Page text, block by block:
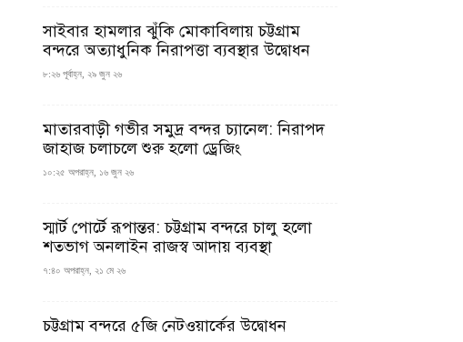
সাইবার হামলার ঝুঁকি মোকাবিলায় চট্টগ্রাম
বন্দরে অত্যাধুনিক নিরাপত্তা ব্যবস্থার উদ্বোধন
৮:২৬ পূর্বাহ্ন, ২৯ জুন ২৬
মাতারবাড়ী গভীর সমুদ্র বন্দর চ্যানেল: নিরাপদ
জাহাজ চলাচলে শুরু হলো ড্রেজিং
১০:২৫ অপরাহ্ন, ১৬ জুন ২৬
স্মার্ট পোর্টে রূপান্তর: চট্টগ্রাম বন্দরে চালু হলো
শতভাগ অনলাইন রাজস্ব আদায় ব্যবস্থা
৭:৪০ অপরাহ্ন, ২১ মে ২৬
চট্টগ্রাম বন্দরে ৫জি নেটওয়ার্কের উদ্বোধন